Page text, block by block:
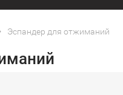
Эспандер для отжиманий